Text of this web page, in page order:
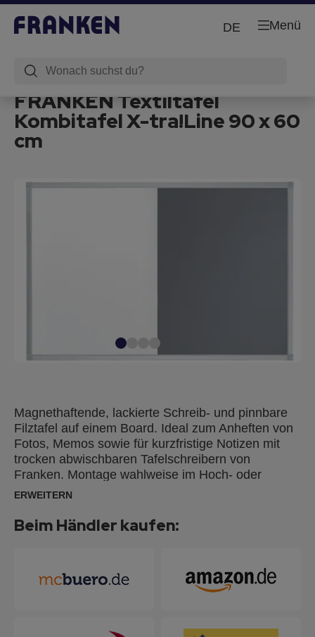
Menü
DE
FRANKEN Textiltafel
Kombitafel X-tra!Line 90 x 60
cm
Magnethaftende, lackierte Schreib- und pinnbare
Filztafel auf einem Board. Ideal zum Anheften von
Fotos, Memos sowie für kurzfristige Notizen mit
trocken abwischbaren Tafelschreibern von
Franken. Montage wahlweise im Hoch- oder
Querformat mit Spiegelaufhängung oder verdeckt
Spiegelaufhängung, Schrauben und Dübel.
ERWEITERN
Beim Händler kaufen: